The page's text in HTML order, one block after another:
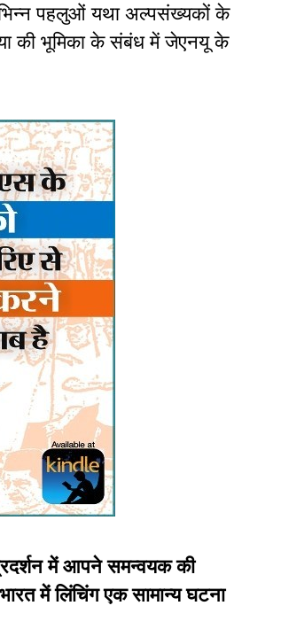
पहलुओं यथा अल्पसंख्यकों के
की भूमिका के संबंध में जेएनयू के
में आपने समन्वयक की
में लिंचिंग एक सामान्य घटना